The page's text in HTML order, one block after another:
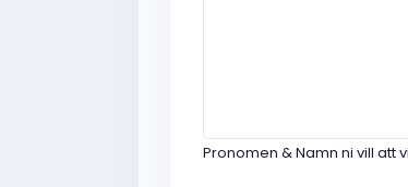
Pronomen & Namn ni vill att